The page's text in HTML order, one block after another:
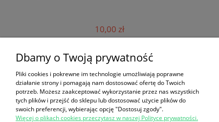
10,00 zł
Informacje
Panel klienta
Dbamy o Twoją prywatność
Pliki cookies i pokrewne im technologie umożliwiają poprawne
działanie strony i pomagają nam dostosować ofertę do Twoich
potrzeb. Możesz zaakceptować wykorzystanie przez nas wszystkich
tych plików i przejść do sklepu lub dostosować użycie plików do
swoich preferencji, wybierając opcję "Dostosuj zgody".
Więcej o plikach cookies przeczytasz w naszej Polityce prywatności.